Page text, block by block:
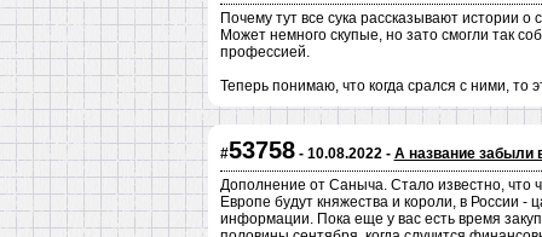
Почему тут все сука рассказывают истории
Может немного скупые, но зато смогли так
профессией.
Теперь понимаю, что когда срался с ними,
#53758- 10.08.2022 - А название забыли
Дополнение от Саныча. Стало известно, что
Европе будут княжества и короли, в России -
информации. Пока еще у вас есть время